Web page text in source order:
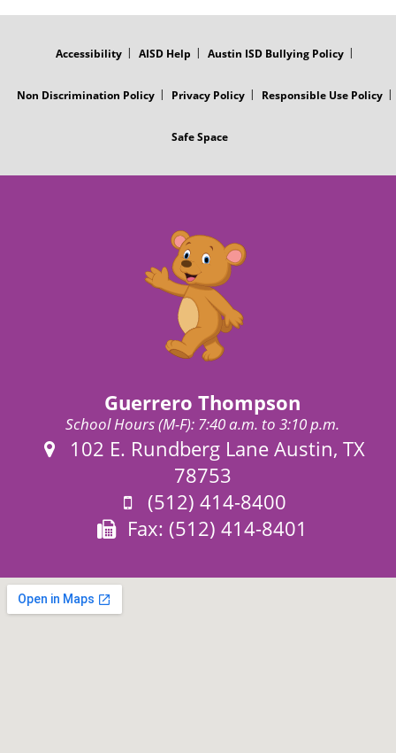
Accessibility AISD Help Austin ISD Bullying Policy
Non Discrimination Policy Privacy Policy Responsible Use Policy
Safe Space
Guerrero Thompson
School Hours (M-F): 7:40 a.m. to 3:10 p.m.
Address:
102 E. Rundberg Lane Austin, TX
78753
Phone:
(512) 414-8400
Fax:
Fax: (512) 414-8401